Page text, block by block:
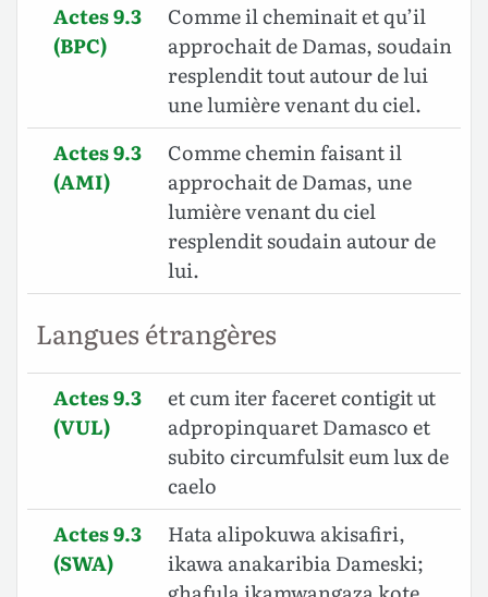
Actes 9.3
(BPC)
Comme il cheminait et qu’il
approchait de Damas, soudain
resplendit tout autour de lui
une lumière venant du ciel.
Actes 9.3
(AMI)
Comme chemin faisant il
approchait de Damas, une
lumière venant du ciel
resplendit soudain autour de
lui.
Langues étrangères
Actes 9.3
(VUL)
et cum iter faceret contigit ut
adpropinquaret Damasco et
subito circumfulsit eum lux de
caelo
Actes 9.3
(SWA)
Hata alipokuwa akisafiri,
ikawa anakaribia Dameski;